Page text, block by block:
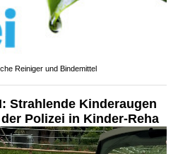
Reiniger und Bindemittel
Strahlende Kinderaugen
Polizei in Kinder-Reha